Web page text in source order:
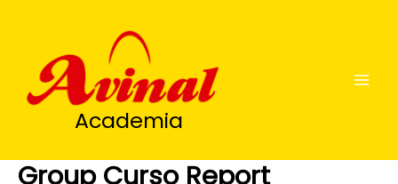
contenido
Academia
Group Curso Report